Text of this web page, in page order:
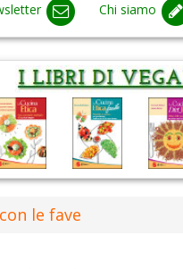
Chi siamo
le fave